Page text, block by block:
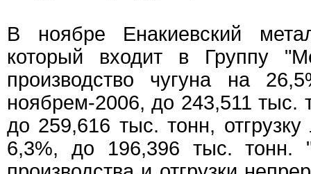
В ноябре Енакиевский
который входит в Группу
производство чугуна на
ноябрем-2006, до 243,511 тыс.
до 259,616 тыс. тонн, отгрузку
6,3%, до 196,396 тыс. тонн.